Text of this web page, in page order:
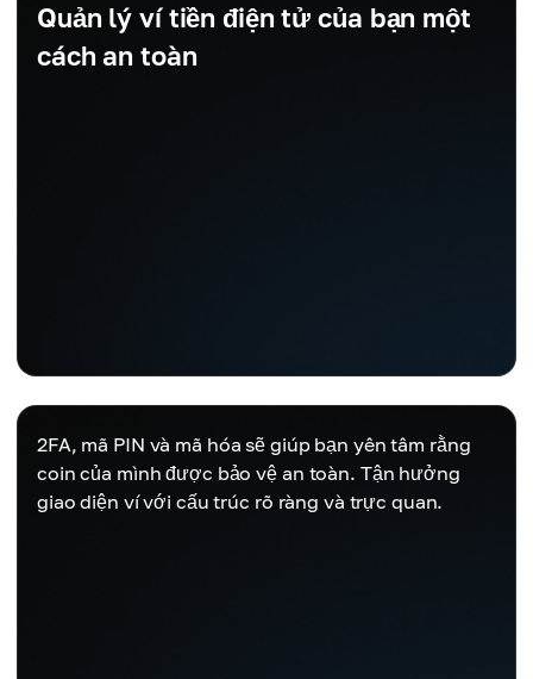
Quản lý ví tiền điện tử của bạn một
cách an toàn
2FA, mã PIN và mã hóa sẽ giúp bạn yên tâm rằng
coin của mình được bảo vệ an toàn. Tận hưởng
giao diện ví với cấu trúc rõ ràng và trực quan.